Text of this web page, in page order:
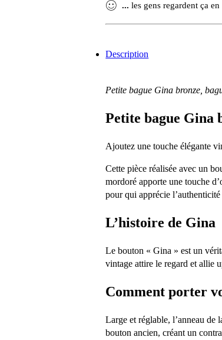
... les gens regardent ça
Description
Petite bague Gina bronze,
Petite bague Gina
Ajoutez une touche élégante
Cette pièce réalisée avec un
mordoré apporte une touche
pour qui apprécie
L’histoire de Gina
Le bouton « Gina » est un
vintage attire le regard et allie
Comment porter
Large et réglable, l’anneau de
bouton ancien, créant un